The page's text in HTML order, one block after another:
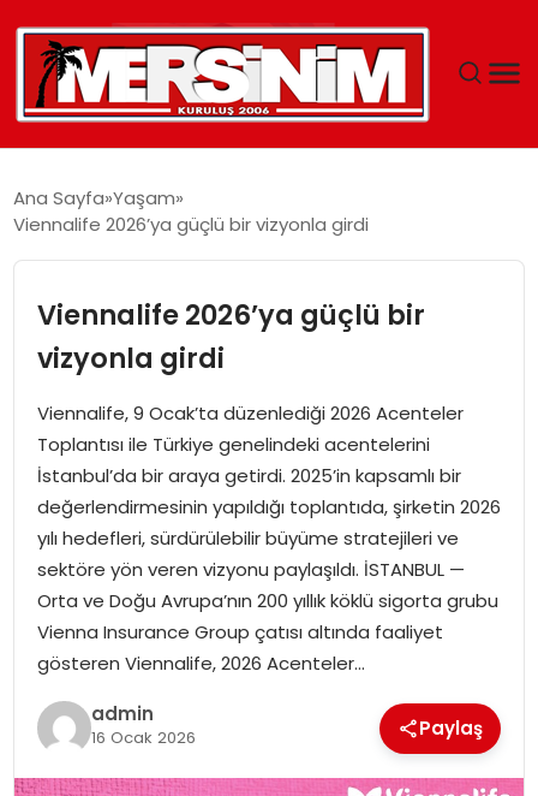
GÜNCEL
SAĞLIK
EĞITIM
SPOR
EKONOMI
MAGAZIN
DÜNYA
OTOMOBIL
Ana Sayfa Yaşam
Viennalife 2026’ya güçlü bir vizyonla girdi
Viennalife 2026’ya güçlü bir
vizyonla girdi
Viennalife, 9 Ocak’ta düzenlediği 2026 Acenteler
Toplantısı ile Türkiye genelindeki acentelerini
İstanbul’da bir araya getirdi. 2025’in kapsamlı bir
değerlendirmesinin yapıldığı toplantıda, şirketin 2026
yılı hedefleri, sürdürülebilir büyüme stratejileri ve
sektöre yön veren vizyonu paylaşıldı. İSTANBUL —
Orta ve Doğu Avrupa’nın 200 yıllık köklü sigorta grubu
Vienna Insurance Group çatısı altında faaliyet
gösteren Viennalife, 2026 Acenteler…
admin
16 Ocak 2026 Paylaş